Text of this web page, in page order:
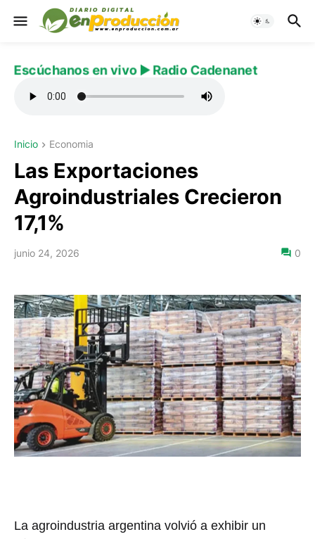
Escúchanos en vivo ▶️ Radio Cadenanet
Inicio Economia
Las Exportaciones
Agroindustriales Crecieron
17,1%
junio 24, 2026 0
La agroindustria argentina volvió a exhibir un